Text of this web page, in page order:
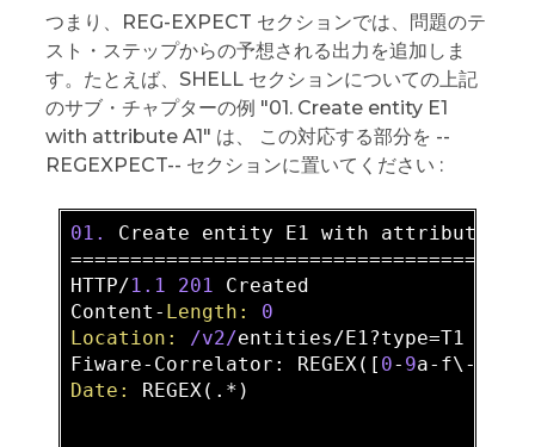
つまり、REG-EXPECT セクションでは、問題のテ
スト・ステップからの予想される出力を追加しま
す。たとえば、SHELL セクションについての上記
のサブ・チャプターの例 "01. Create entity E1
with attribute A1" は、 この対応する部分を --
REGEXPECT-- セクションに置いてください :
01.
Create entity E1 with attribute
HTTP/1.1 201
Created
Content- Length:
0
Location:
/v2/entities/E1?type=T1
Fiware-Correlator: REGEX([ 0- 9a-f\-]{
Date:
REGEX(.*)